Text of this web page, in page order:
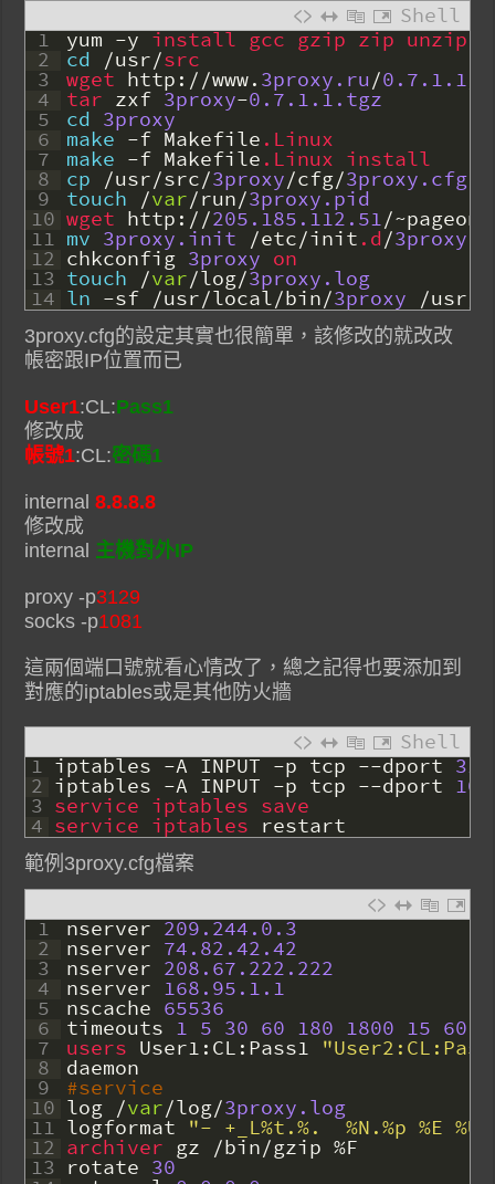
Shell
1
2
3
4
5
6
7
8
9
10
11
12
13
14
yum -y install gcc gzip zip unzip
cd /usr/src
wget http: //www.3proxy.ru/0.7.1.1
tar zxf 3proxy-0.7.1.1.tgz
cd 3proxy
make -f Makefile.Linux
make -f Makefile.Linux install
cp /usr/src/3proxy/cfg/
touch /var/run/3proxy.pid
wget http: //205.185.112.51/~
mv 3proxy.init /etc/init.d/3proxy
chkconfig 3proxy on
touch /var/log/3proxy.log
ln -sf /usr/local/bin/3proxy /usr
3proxy.cfg的設定其實也很簡單，該修改的就改改
帳密跟IP位置而已
User1:CL:Pass1
修改成
帳號1:CL:密碼1
internal8.8.8.8
修改成
internal 主機對外IP
proxy -p3129
socks -p1081
這兩個端口號就看心情改了，總之記得也要添加到
對應的iptables或是其他防火牆
Shell
1
2
3
4
iptables -A INPUT -p tcp --dport
iptables -A INPUT -p tcp --dport
service iptables save
service iptables restart
範例3proxy.cfg檔案
1
2
3
4
5
6
7
8
9
10
11
12
13
nserver 209.244.0.3
nserver 74.82.42.42
nserver 208.67.222.222
nserver 168.95.1.1
nscache 65536
timeouts 1 5 30 60 180 1800 15 60
users User1:CL:Pass1
daemon
#service
log /var/log/3proxy.log
logformat "- +_L%t.%.  %N.%p %E %U
archiver gz /bin/gzip %F
rotate 30